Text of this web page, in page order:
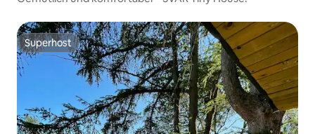
Superhost
Superhost